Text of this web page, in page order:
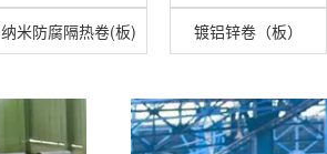
纳米防腐隔热卷(板) 镀铝锌卷（板）